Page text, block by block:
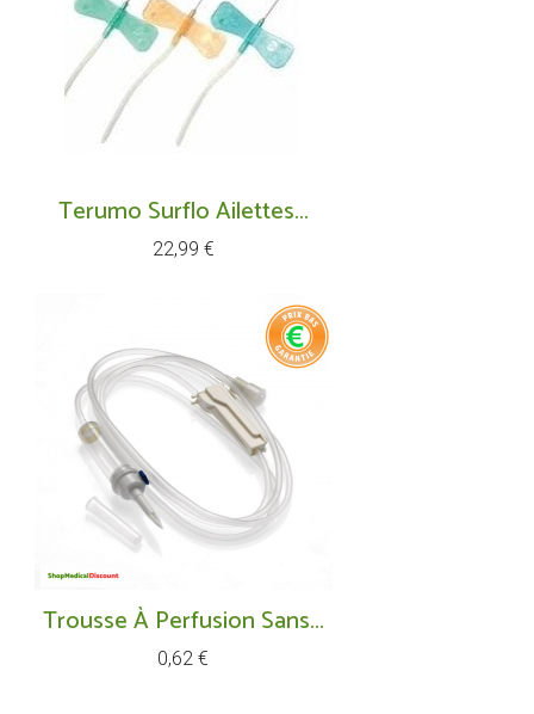
Terumo Surflo Ailettes...
Prix
22,99 €
Trousse À Perfusion Sans...
Prix
0,62 €